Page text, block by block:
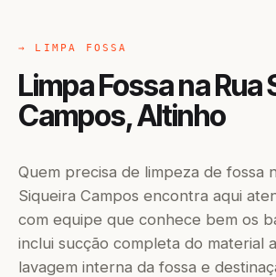
→ LIMPA FOSSA
Limpa Fossa na Rua
Campos, Altinho
Quem precisa de limpeza de fossa
Siqueira Campos encontra aqui
com equipe que conhece bem os
inclui sucção completa do material
lavagem interna da fossa e